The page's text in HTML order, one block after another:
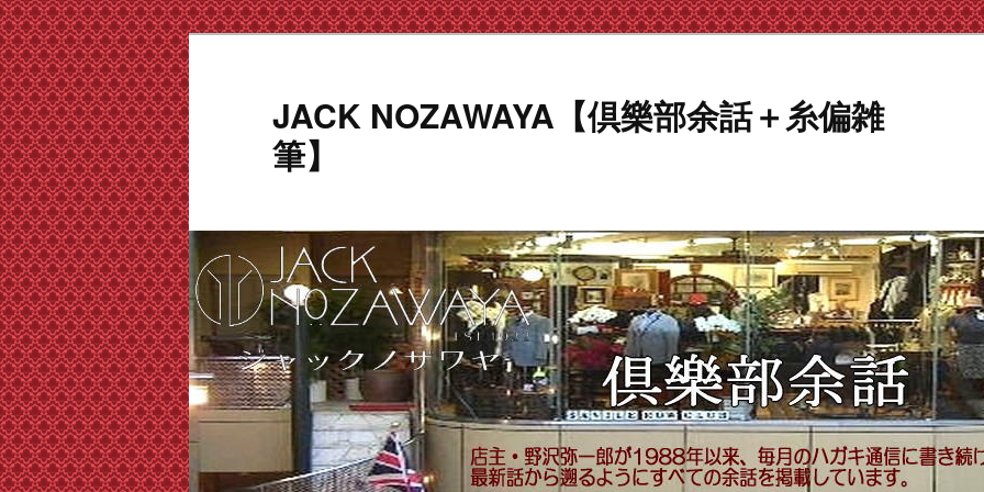
メ
イ
ン
コ
ン
テ
ン
ツ
へ
移
動
サ
ブ
コ
ン
テ
ン
ツ
へ
移
動
JACK NOZAWAYA【倶樂部余話＋糸偏雑
筆】